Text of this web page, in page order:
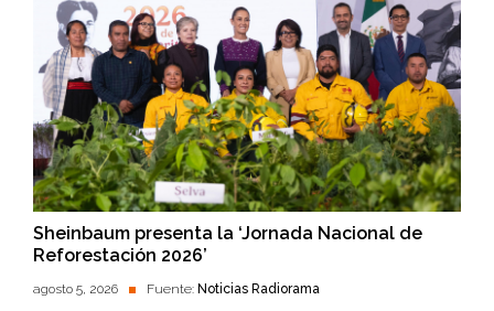
Sheinbaum presenta la ‘Jornada Nacional de
Reforestación 2026’
agosto 5, 2026 Fuente: Noticias Radiorama